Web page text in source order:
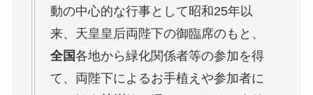
動の中心的な行事として昭和25年以
来、天皇皇后両陛下の御臨席のもと、
全国各地から緑化関係者等の参加を得
て、両陛下によるお手植えや参加者に